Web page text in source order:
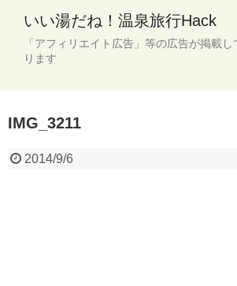
いい湯だね！温泉旅行Hack
「アフィリエイト広告」等の広告が掲載
ります
IMG_3211
2014/9/6